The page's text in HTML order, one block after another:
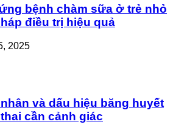
bệnh chàm sữa ở trẻ nhỏ
điều trị hiệu quả
2025
và dấu hiệu băng huyết
cần cảnh giác